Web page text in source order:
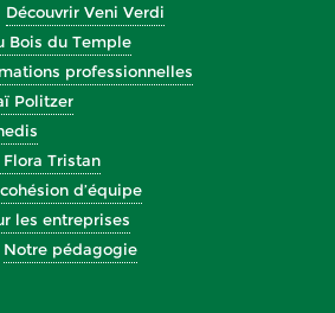
Découvrir Veni Verdi
Bois du Temple
professionnelles
Politzer
Tristan
d’équipe
les entreprises
Notre pédagogie